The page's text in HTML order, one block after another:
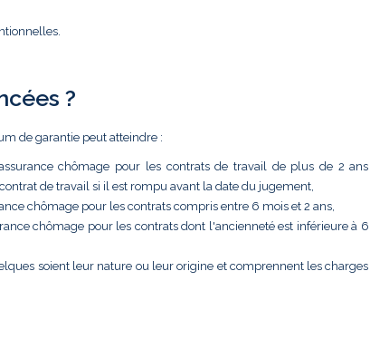
?
de garantie peut atteindre :
chômage pour les contrats de travail de plus de 2 ans
de travail si il est rompu avant la date du jugement,
chômage pour les contrats compris entre 6 mois et 2 ans,
chômage pour les contrats dont l'ancienneté est inférieure à 6
soient leur nature ou leur origine et comprennent les charges